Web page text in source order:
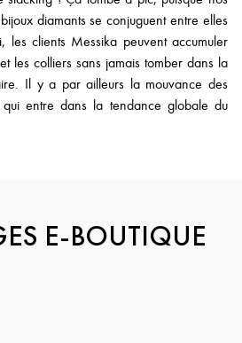
diamants se conjuguent entre elles
les clients Messika peuvent accumuler
les colliers sans jamais tomber dans la
Il y a par ailleurs la mouvance des
qui entre dans la tendance globale du
E-BOUTIQUE